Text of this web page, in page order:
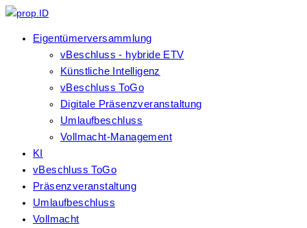
Eigentümerversammlung
vBeschluss - hybride ETV
Künstliche Intelligenz
vBeschluss ToGo
Digitale Präsenzveranstaltung
Umlaufbeschluss
Vollmacht-Management
KI
vBeschluss ToGo
Präsenzveranstaltung
Umlaufbeschluss
Vollmacht